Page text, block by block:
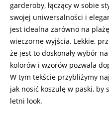
garderoby, łączący w sobie
swojej uniwersalności i
jest idealna zarówno na
wieczorne wyjścia. Lekkie,
że jest to doskonały wybór
kolorów i wzorów pozwala
W tym tekście przybliżymy
jak nosić koszulę w paski,
letni look.